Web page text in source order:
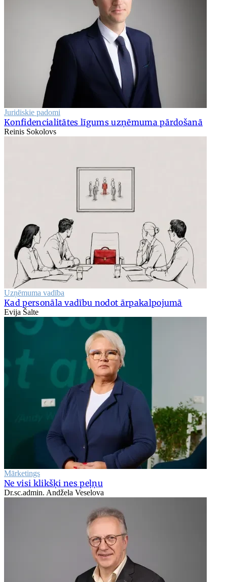
Juridiskie padomi
Konfidencialitātes līgums uzņēmuma pārdošanā
Reinis Sokolovs
Uzņēmuma vadība
Kad personāla vadību nodot ārpakalpojumā
Evija Šalte
Mārketings
Ne visi klikšķi nes peļņu
Dr.sc.admin. Andžela Veselova